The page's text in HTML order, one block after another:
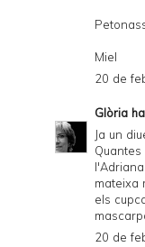
Miel
20 de
Glòria
Ja un
mateixa
els
20 de